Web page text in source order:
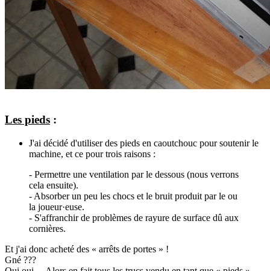
Les pieds :
J'ai décidé d'utiliser des pieds en caoutchouc pour soutenir le
machine, et ce pour trois raisons :
- Permettre une ventilation par le dessous (nous verrons
cela ensuite).
- Absorber un peu les chocs et le bruit produit par le ou
la joueur·euse.
- S'affranchir de problèmes de rayure de surface dû aux
cornières.
Et j'ai donc acheté des « arrêts de portes » !
Gné ???